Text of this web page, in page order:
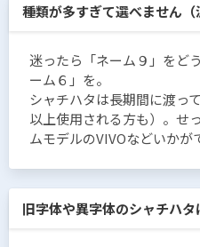
種類が多すぎて選べません（
迷ったら「ネーム９」をど
ーム６」を。
シャチハタは長期間に渡っ
以上使用される方も）。せ
ムモデルのVIVOなどいかが
旧字体や異字体のシャチハタ